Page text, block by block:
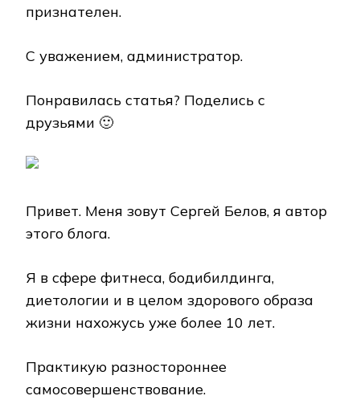
признателен.
С уважением, администратор.
Понравилась статья? Поделись с
друзьями 🙂
Привет. Меня зовут Сергей Белов, я автор
этого блога.
Я в сфере фитнеса, бодибилдинга,
диетологии и в целом здорового образа
жизни нахожусь уже более 10 лет.
Практикую разностороннее
самосовершенствование.